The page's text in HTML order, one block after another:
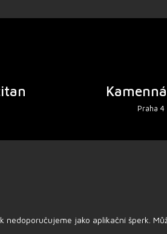
Praha
nedoporučujeme jako aplikační šperk.